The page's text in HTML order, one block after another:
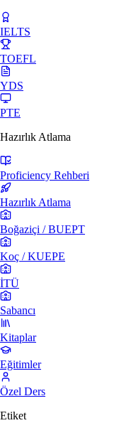
IELTS
TOEFL
YDS
PTE
Hazırlık Atlama
Proficiency Rehberi
Hazırlık Atlama
Boğaziçi / BUEPT
Koç / KUEPE
İTÜ
Sabancı
Kitaplar
Eğitimler
Özel Ders
Etiket